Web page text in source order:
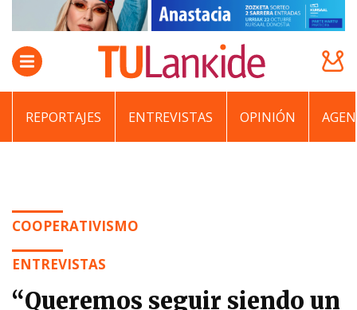
REPORTAJES ENTREVISTAS OPINIÓN
COOPERATIVISMO
ENTREVISTAS
“Queremos seguir siendo un